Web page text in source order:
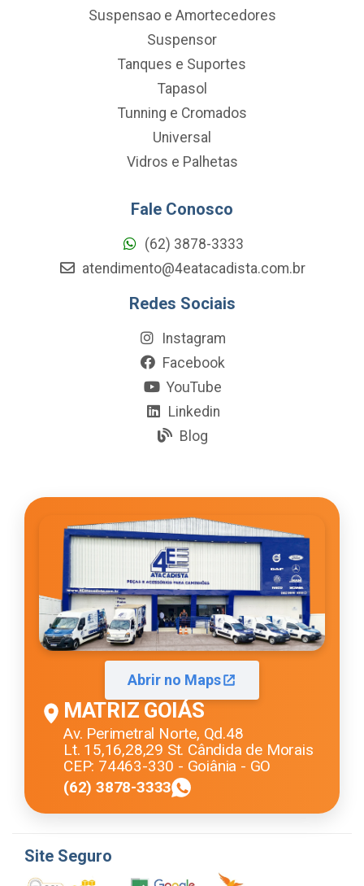
Suspensao e Amortecedores
Suspensor
Tanques e Suportes
Tapasol
Tunning e Cromados
Universal
Vidros e Palhetas
Fale Conosco
(62) 3878-3333
atendimento@4eatacadista.com.br
Redes Sociais
Instagram
Facebook
YouTube
Linkedin
Blog
Abrir no Maps
MATRIZ GOIÁS
Av. Perimetral Norte, Qd.48
Lt. 15,16,28,29 St. Cândida de Morais
CEP: 74463-330 - Goiânia - GO
(62) 3878-3333
Site Seguro